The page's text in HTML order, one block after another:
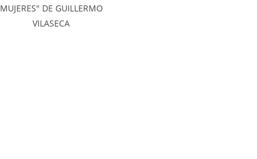
MUJERES" DE GUILLERMO
VILASECA